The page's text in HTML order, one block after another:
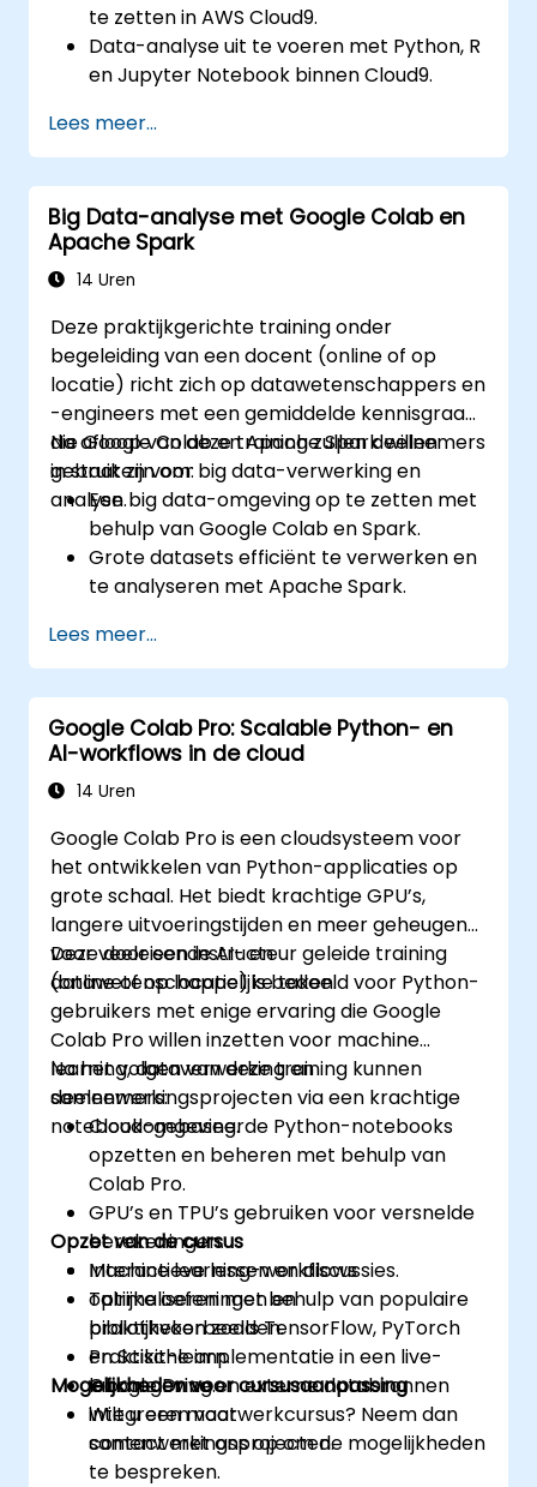
te zetten in AWS Cloud9.
Data-analyse uit te voeren met Python, R
en Jupyter Notebook binnen Cloud9.
diensten zoals S3, RDS en Redshift.
AWS Cloud9 in te zetten voor het
ontwikkelen en implementeren van
machine learning-modellen.
Cloudgebaseerde werkprocessen te
optimaliseren voor data-analyse en -
Lees meer...
Big Data-analyse met Google Colab en
Apache Spark
14 Uren
Deze praktijkgerichte training onder
begeleiding van een docent (online of op
locatie) richt zich op datawetenschappers en
-engineers met een gemiddelde kennisgraad
die Google Colab en Apache Spark willen
gebruiken voor big data-verwerking en
analyse.
Na afloop van deze training zullen deelnemers
in staat zijn om:
Een big data-omgeving op te zetten met
behulp van Google Colab en Spark.
Grote datasets efficiënt te verwerken en
te analyseren met Apache Spark.
collaboratieve omgeving.
Apache Spark te integreren met
cloudgebaseerde hulpmiddelen.
Lees meer...
Google Colab Pro: Scalable Python- en
AI-workflows in de cloud
14 Uren
Google Colab Pro is een cloudsysteem voor
het ontwikkelen van Python-applicaties op
grote schaal. Het biedt krachtige GPU’s,
langere uitvoeringstijden en meer geheugen
voor veeleisende AI- en
datawetenschappelijke taken.
Deze door een instructeur geleide training
(online of op locatie) is bedoeld voor Python-
gebruikers met enige ervaring die Google
Colab Pro willen inzetten voor machine
learning, dataverwerking en
samenwerkingsprojecten via een krachtige
notebookomgeving.
Na het volgen van deze training kunnen
deelnemers:
Cloud-gebaseerde Python-notebooks
opzetten en beheren met behulp van
Colab Pro.
GPU’s en TPU’s gebruiken voor versnelde
berekeningen.
Machine learning-workflows
optimaliseren met behulp van populaire
bibliotheken zoals TensorFlow, PyTorch
en Scikit-learn.
Google Drive en externe databronnen
integreren voor
samenwerkingsprojecten.
Opzet van de cursus
Interactieve lessen en discussies.
Talrijke oefeningen en
praktijkvoorbeelden.
Praktische implementatie in een live-
labomgeving.
Mogelijkheden voor cursusaanpassing
Wilt u een maatwerkcursus? Neem dan
contact met ons op om de mogelijkheden
te bespreken.